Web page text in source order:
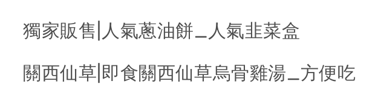
獨家販售|人氣蔥油餅_人氣韭菜盒
關西仙草|即食關西仙草烏骨雞湯_方便吃